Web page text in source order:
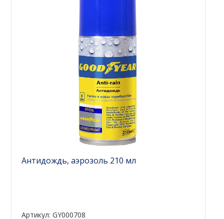
Антидождь, аэрозоль 210 мл
Артикул: GY000708